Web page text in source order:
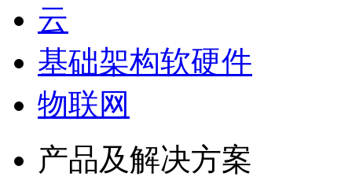
云
基础架构软硬件
物联网
产品及解决方案